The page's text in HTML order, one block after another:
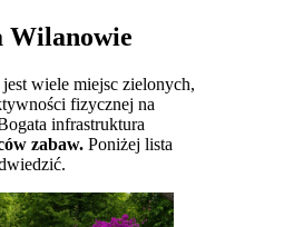
Wilanowie
wiele miejsc zielonych,
fizycznej na
infrastruktura
zabaw. Poniżej lista